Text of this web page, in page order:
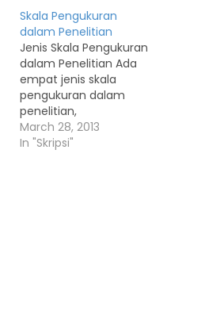
Skala Pengukuran
dalam Penelitian
Jenis Skala Pengukuran
dalam Penelitian Ada
empat jenis skala
pengukuran dalam
penelitian,
yaitu nominal, ordinal, i
nterval dan ratio. 1.
March 28, 2013
In "Skripsi"